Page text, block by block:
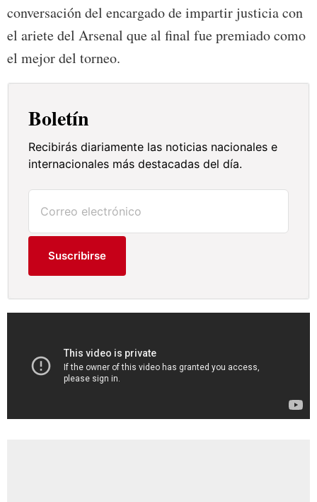
conversación del encargado de impartir justicia con
el ariete del Arsenal que al final fue premiado como
el mejor del torneo.
Boletín
Recibirás diariamente las noticias nacionales e
internacionales más destacadas del día.
Suscribirse